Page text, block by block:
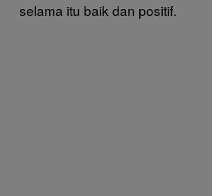
selama itu baik dan positif.